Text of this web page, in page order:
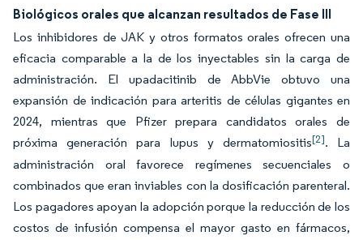
Biológicos orales que alcanzan resultados de Fase III
Los inhibidores de JAK y otros formatos orales ofrecen una
eficacia comparable a la de los inyectables sin la carga de
administración. El upadacitinib de AbbVie obtuvo una
expansión de indicación para arteritis de células gigantes en
2024, mientras que Pfizer prepara candidatos orales de
próxima generación para lupus y dermatomiositis[2]. La
administración oral favorece regímenes secuenciales o
combinados que eran inviables con la dosificación parenteral.
Los pagadores apoyan la adopción porque la reducción de los
costos de infusión compensa el mayor gasto en fármacos,